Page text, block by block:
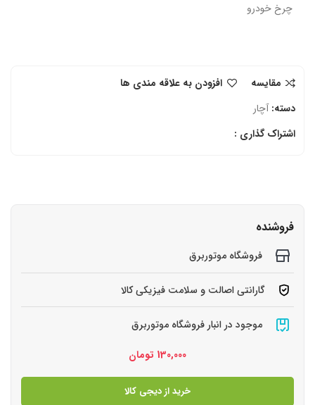
چرخ خودرو
مقایسه
افزودن به علاقه مندی ها
دسته: آچار
اشتراک گذاری :
فروشنده
فروشگاه موتوربرق
گارانتی اصالت و سلامت فیزیکی کالا
موجود در انبار فروشگاه موتوربرق
130,000 تومان
خرید از دیجی کالا